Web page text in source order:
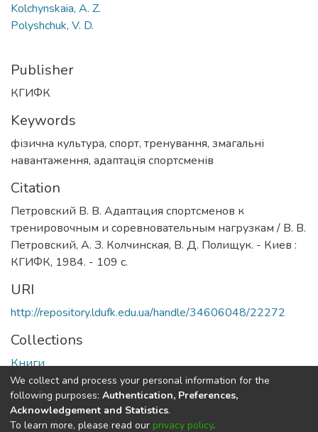
Kolchynskaia, A. Z.
Polyshchuk, V. D.
Publisher
КГИФК
Keywords
фізична культура, спорт, тренування, змагальні
навантаження, адаптація спортсменів
Citation
Петровский В. В. Адаптация спортсменов к
тренировочным и соревновательным нагрузкам / В. В.
Петровский, А. З. Колчинская, В. Д. Полищук. - Киев :
КГИФК, 1984. - 109 с.
URI
http://repository.ldufk.edu.ua/handle/34606048/22272
Collections
Книги
Full item page
We collect and process your personal information for the
following purposes: Authentication, Preferences,
Acknowledgement and Statistics.
To learn more, please read our privacy policy.